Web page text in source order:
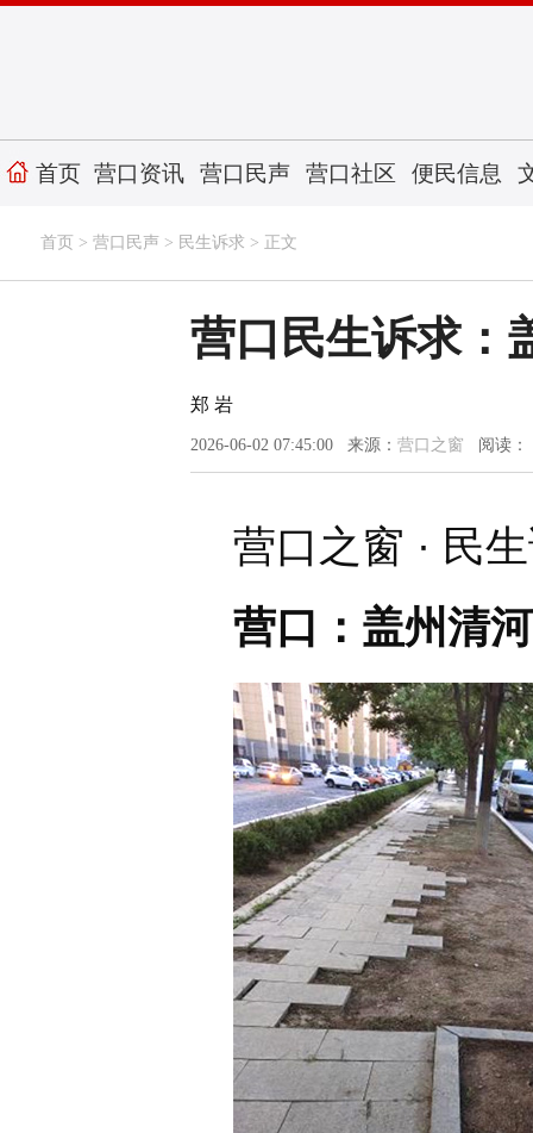
首页 营口资讯 营口民声 营口社区 便民信息
首页 > 营口民声 > 民生诉求 > 正文
营口民生诉求：
郑 岩
2026-06-02 07:45:00 来源： 营口之窗 阅读：
营口之窗 · 民
营口：盖州清